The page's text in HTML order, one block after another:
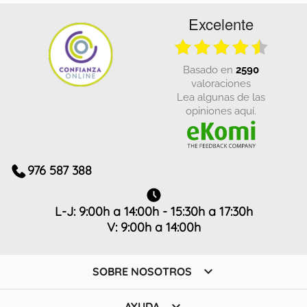
Excelente
basado en 2590
valoraciones
Lea algunas de las
opiniones aquí.
976 587 388
L-J: 9:00h a 14:00h - 15:30h a 17:30h
V: 9:00h a 14:00h
SOBRE NOSOTROS 